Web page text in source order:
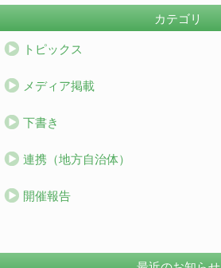
カテゴリ
トピックス
メディア掲載
下書き
連携（地方自治体）
開催報告